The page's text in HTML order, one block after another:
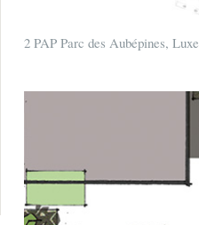
2 PAP Parc des Aubépines,